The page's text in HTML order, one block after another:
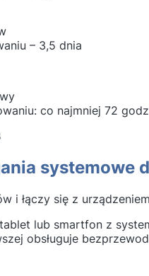
– 3,5 dnia
co najmniej 72
systemowe
i łączy się z
lub smartfon z
obsługuje